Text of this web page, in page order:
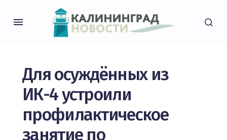
Для осуждённых из
ИК-4 устроили
профилактическое
занятие по